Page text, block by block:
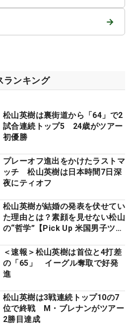
→
ランキング
松山英樹は裏街道から「64」で2
試合連続トップ5 24歳がツアー
初優勝
プレーオフ進出をかけたラストマ
ッチ 松山英樹は日本時間7日深
夜にティオフ
松山英樹が結婚の発表を伏せてい
た理由とは？素顔を見せない松山
の“哲学”【Pick Up 米国男子ツア
＜速報＞松山英樹は首位と4打差
の「65」 イーグル奪取で好発
進
松山英樹は3戦連続トップ10の7
位で終戦 M・ブレナンがツアー
2勝目達成